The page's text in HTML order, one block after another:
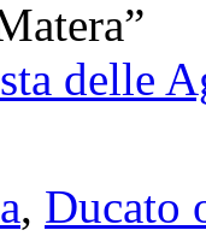
delle
, Ducato